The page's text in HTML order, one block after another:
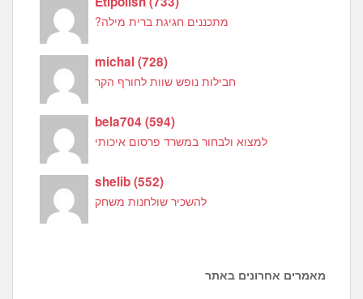
מתכננים חגיגת ברית מילה?
michal(728)
חבילות נופש שוות לחורף הקר
bela704(594)
למצוא ולבחור במשרד פרסום איכותי
shelib(552)
להשכיר שולחנות משחק
מאמרים אחרונים באתר